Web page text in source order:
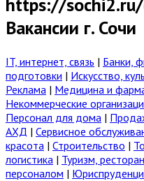
Вакансии г. Сочи
IT, интернет, связь | Банки,
подготовки | Искусство,
Реклама | Медицина и
Некоммерческие
Персонал для дома |
АХД | Сервисное
красота | Строительство |
логистика | Туризм,
персоналом |